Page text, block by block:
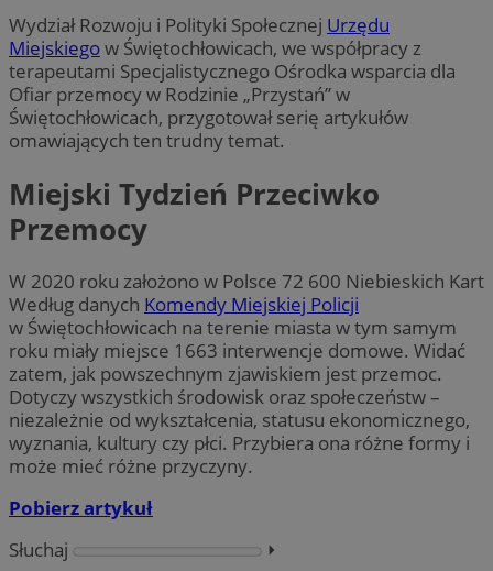
Wydział Rozwoju i Polityki Społecznej Urzędu
Miejskiegow Świętochłowicach, we współpracy z
terapeutami Specjalistycznego Ośrodka wsparcia dla
Ofiar przemocy w Rodzinie „Przystań” w
Świętochłowicach, przygotował serię artykułów
omawiających ten trudny temat.
Miejski Tydzień Przeciwko
Przemocy
W 2020 roku założono w Polsce 72 600 Niebieskich Kart
Według danych Komendy Miejskiej Policji
w Świętochłowicach na terenie miasta w tym samym
roku miały miejsce 1663 interwencje domowe. Widać
zatem, jak powszechnym zjawiskiem jest przemoc.
Dotyczy wszystkich środowisk oraz społeczeństw –
niezależnie od wykształcenia, statusu ekonomicznego,
wyznania, kultury czy płci. Przybiera ona różne formy i
może mieć różne przyczyny.
Pobierz artykuł
Słuchaj
⏵︎